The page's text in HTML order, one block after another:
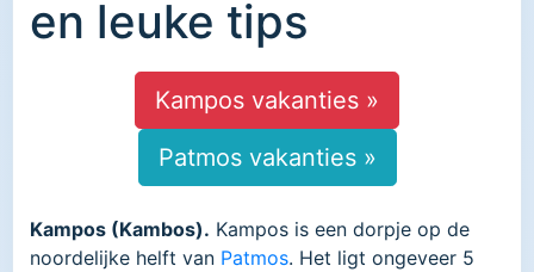
en leuke tips
Kampos vakanties »
Patmos vakanties »
Kampos (Kambos). Kampos is een dorpje op de
noordelijke helft van Patmos. Het ligt ongeveer 5